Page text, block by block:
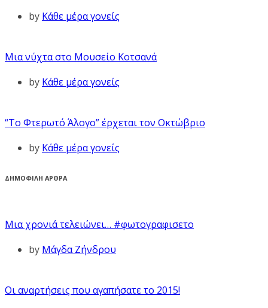
by Κάθε μέρα γονείς
Μια νύχτα στο Μουσείο Κοτσανά
by Κάθε μέρα γονείς
“Το Φτερωτό Άλογο” έρχεται τον Οκτώβριο
by Κάθε μέρα γονείς
ΔΗΜΟΦΙΛΗ ΑΡΘΡΑ
Μια χρονιά τελειώνει… #φωτογραφισετο
by Μάγδα Ζήνδρου
Οι αναρτήσεις που αγαπήσατε το 2015!